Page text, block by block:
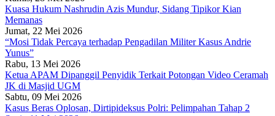
Kuasa Hukum Nashrudin Azis Mundur, Sidang Tipikor Kian
Memanas
Jumat, 22 Mei 2026
“Mosi Tidak Percaya terhadap Pengadilan Militer Kasus Andrie
Yunus”
Rabu, 13 Mei 2026
Ketua APAM Dipanggil Penyidik Terkait Potongan Video Ceramah
JK di Masjid UGM
Sabtu, 09 Mei 2026
Kasus Beras Oplosan, Dirtipideksus Polri: Pelimpahan Tahap 2